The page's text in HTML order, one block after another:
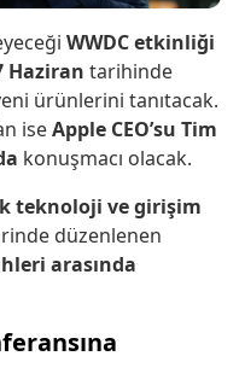
WWDC etkinliği
Haziran tarihinde
ürünlerini tanıtacak.
iseApple CEO’su Tim
konuşmacı olacak.
teknoloji ve girişim
düzenlenen
arasında